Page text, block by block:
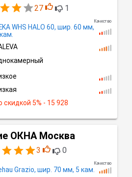
27 1
Качество
WHS HALO 60, шир. 60 мм,
кам.
скидкой 5% - 15 928
ОКНА Москва
3 0
Качество
Grazio, шир. 70 мм, 5 кам.